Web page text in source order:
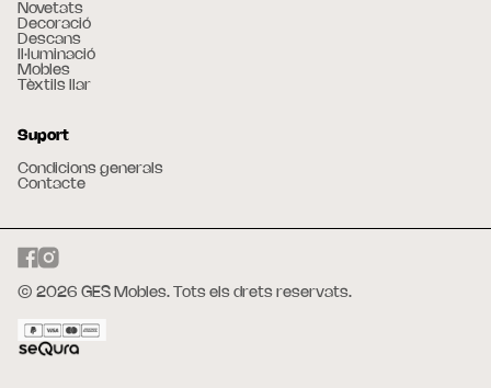
Novetats
Decoració
Descans
Il·luminació
Mobles
Tèxtils llar
Suport
Condicions generals
Contacte
© 2026 GES Mobles. Tots els drets reservats.